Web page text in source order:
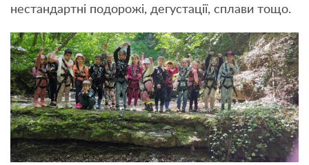
нестандартні подорожі, дегустації, сплави тощо.